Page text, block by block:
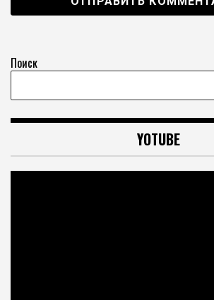
Поиск
YOTUBE